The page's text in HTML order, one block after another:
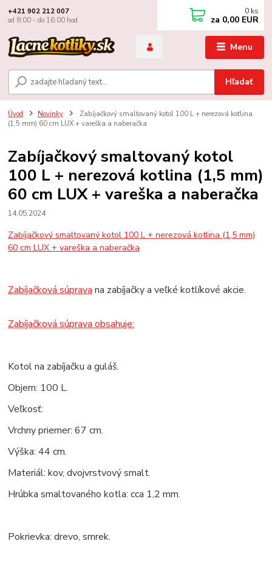
Menu
Hľadať
+421 902 212 007
od 8:00 - do 16:00 hod
0 ks
za 0,00 EUR
Úvod Novinky
Zabíjačkový smaltovaný kotol 100 L + nerezová kotlina
(1,5 mm) 60 cm LUX + vareška a naberačka
Zabíjačkový smaltovaný kotol
100 L + nerezová kotlina (1,5 mm)
60 cm LUX + vareška a naberačka
14.05.2024
Zabíjačkový smaltovaný kotol 100 L + nerezová kotlina (1,5 mm)
60 cm LUX + vareška a naberačka
Zabíjačková súprava na zabíjačky a veľké kotlíkové akcie.
Zabíjačková súprava obsahuje:
Kotol na zabíjačku a guláš.
Objem: 100 L.
Veľkosť:
Vrchny priemer: 67 cm.
Výška: 44 cm.
Materiál: kov, dvojvrstvový smalt.
Hrúbka smaltovaného kotla: cca 1,2 mm.
Pokrievka: drevo, smrek.